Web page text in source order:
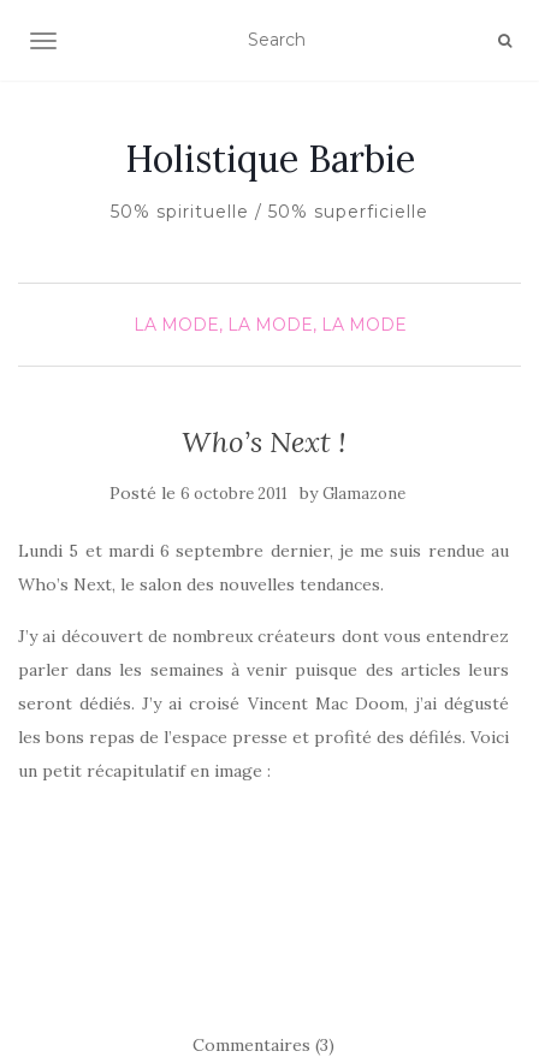
AFFICHER/MASQUER LA NAVIGATION
Holistique Barbie
50% spirituelle / 50% superficielle
LA MODE, LA MODE, LA MODE
Who’s Next !
Posté le 6 octobre 2011 byGlamazone
Lundi 5 et mardi 6 septembre dernier, je me suis rendue au
Who’s Next, le salon des nouvelles tendances.
J’y ai découvert de nombreux créateurs dont vous entendrez
parler dans les semaines à venir puisque des articles leurs
seront dédiés. J’y ai croisé Vincent Mac Doom, j’ai dégusté
les bons repas de l’espace presse et profité des défilés. Voici
un petit récapitulatif en image :
Commentaires (3)